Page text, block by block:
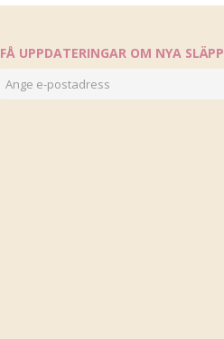
FÅ UPPDATERINGAR OM NYA SLÄPP